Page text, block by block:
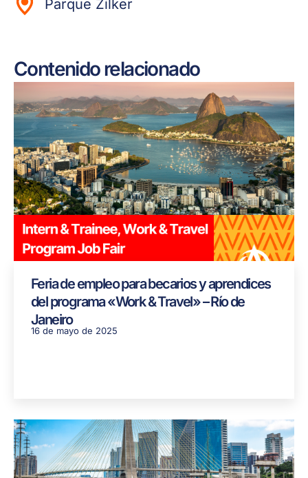
Parque Zilker
Contenido relacionado
Feria de empleo para becarios y aprendices
del programa «Work & Travel» – Río de
Janeiro
16 de mayo de 2025